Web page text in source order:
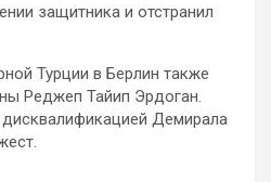
защитника и отстранил
Турции в Берлин также
Реджеп Тайип Эрдоган.
Демирала